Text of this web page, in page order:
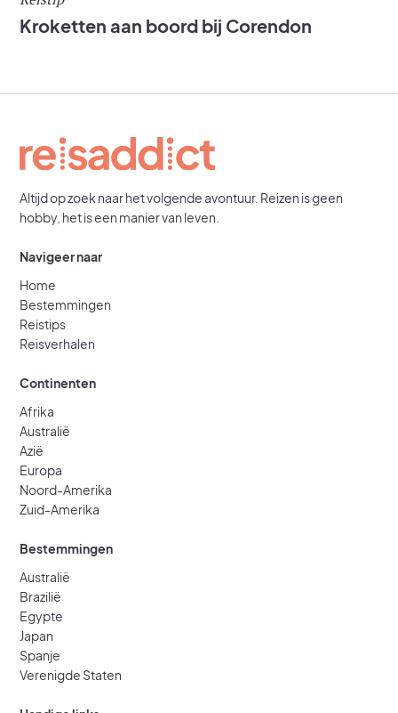
Kroketten aan boord bij Corendon
Altijd op zoek naar het volgende avontuur. Reizen is geen
hobby, het is een manier van leven.
Navigeer naar
Home
Bestemmingen
Reistips
Reisverhalen
Continenten
Afrika
Australië
Azië
Europa
Noord-Amerika
Zuid-Amerika
Bestemmingen
Australië
Brazilië
Egypte
Japan
Spanje
Verenigde Staten